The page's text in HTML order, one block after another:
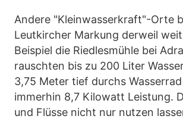
Andere "Kleinwasserkraft"-Orte
Leutkircher Markung derweil
Beispiel die Riedlesmühle bei
rauschten bis zu 200 Liter
3,75 Meter tief durchs
immerhin 8,7 Kilowatt Leistung.
und Flüsse nicht nur nutzen